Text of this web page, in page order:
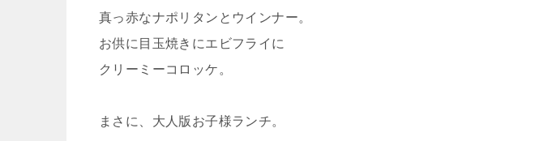
真っ赤なナポリタンとウインナー。
お供に目玉焼きにエビフライに
クリーミーコロッケ。
まさに、大人版お子様ランチ。